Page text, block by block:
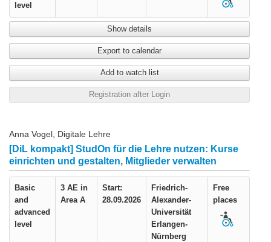
level
Show details
Export to calendar
Add to watch list
Registration after Login
Anna Vogel, Digitale Lehre
[DiL kompakt] StudOn für die Lehre nutzen: Kurse
einrichten und gestalten, Mitglieder verwalten
Basic
and
advanced
level
3 AE in
Area A
Start:
28.09.2026
Friedrich-
Alexander-
Universität
Erlangen-
Nürnberg
Free
places